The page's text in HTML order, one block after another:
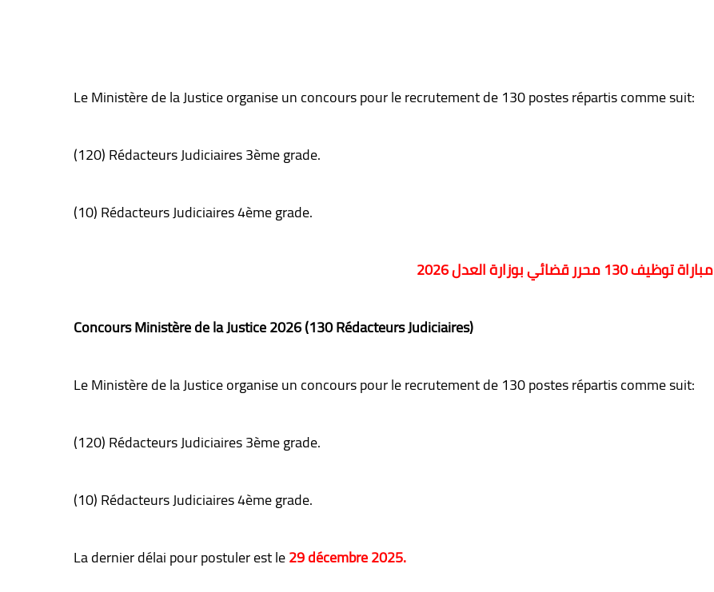
Le Ministère de la Justice organise un concours pour le recrutement de 130 postes répartis comme suit:
(120) Rédacteurs Judiciaires 3ème grade.
(10) Rédacteurs Judiciaires 4ème grade.
مباراة توظيف 130 محرر قضائي بوزارة العدل 2026
Concours Ministère de la Justice 2026 (130 Rédacteurs Judiciaires)
Le Ministère de la Justice organise un concours pour le recrutement de 130 postes répartis comme suit:
(120) Rédacteurs Judiciaires 3ème grade.
(10) Rédacteurs Judiciaires 4ème grade.
La dernier délai pour postuler est le29 décembre 2025.